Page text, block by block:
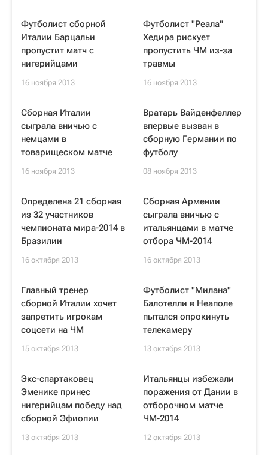
Футболист сборной
Италии Барцальи
пропустит матч с
нигерийцами
16 ноября 2013
Футболист "Реала"
Хедира рискует
пропустить ЧМ из-за
травмы
16 ноября 2013
Сборная Италии
сыграла вничью с
немцами в
товарищеском матче
16 ноября 2013
Вратарь Вайденфеллер
впервые вызван в
сборную Германии по
футболу
08 ноября 2013
Определена 21 сборная
из 32 участников
чемпионата мира-2014 в
Бразилии
16 октября 2013
Сборная Армении
сыграла вничью с
итальянцами в матче
отбора ЧМ-2014
16 октября 2013
Главный тренер
сборной Италии хочет
запретить игрокам
соцсети на ЧМ
15 октября 2013
Футболист "Милана"
Балотелли в Неаполе
пытался опрокинуть
телекамеру
13 октября 2013
Экс-спартаковец
Эменике принес
нигерийцам победу над
сборной Эфиопии
13 октября 2013
Итальянцы избежали
поражения от Дании в
отборочном матче
ЧМ-2014
12 октября 2013